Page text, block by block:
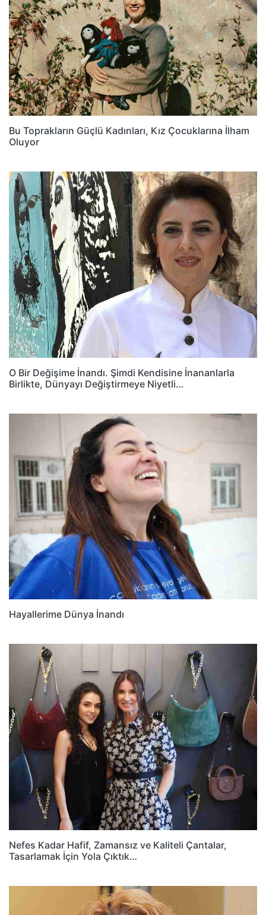
Bu Toprakların Güçlü Kadınları, Kız Çocuklarına İlham
Oluyor
O Bir Değişime İnandı. Şimdi Kendisine İnananlarla
Birlikte, Dünyayı Değiştirmeye Niyetli…
Hayallerime Dünya İnandı
Nefes Kadar Hafif, Zamansız ve Kaliteli Çantalar,
Tasarlamak İçin Yola Çıktık…